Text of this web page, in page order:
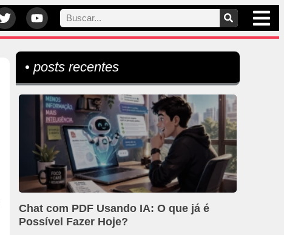
• posts recentes
Chat com PDF Usando IA: O que já é
Possível Fazer Hoje?